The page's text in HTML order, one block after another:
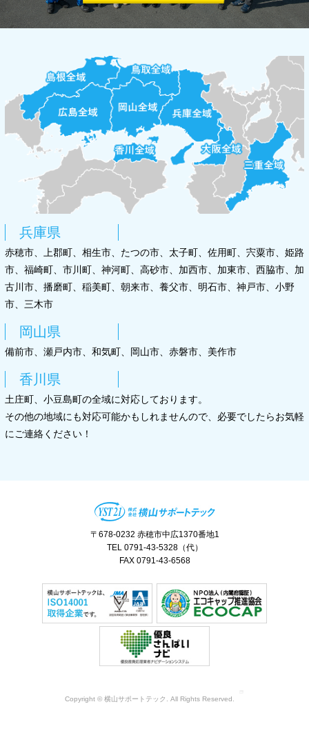
兵庫県
赤穂市、上郡町、相生市、たつの市、太子町、佐用町、宍粟市、姫路
市、福崎町、市川町、神河町、高砂市、加西市、加東市、西脇市、加
古川市、播磨町、稲美町、朝来市、養父市、明石市、神戸市、小野
市、三木市
岡山県
備前市、瀬戸内市、和気町、岡山市、赤磐市、美作市
香川県
土庄町、小豆島町の全域に対応しております。
その他の地域にも対応可能かもしれませんので、必要でしたらお気軽
にご連絡ください！
〒678-0232 赤穂市中広1370番地1
TEL 0791-43-5328（代）
FAX 0791-43-6568
Copyright © 横山サポートテック. All Rights Reserved.